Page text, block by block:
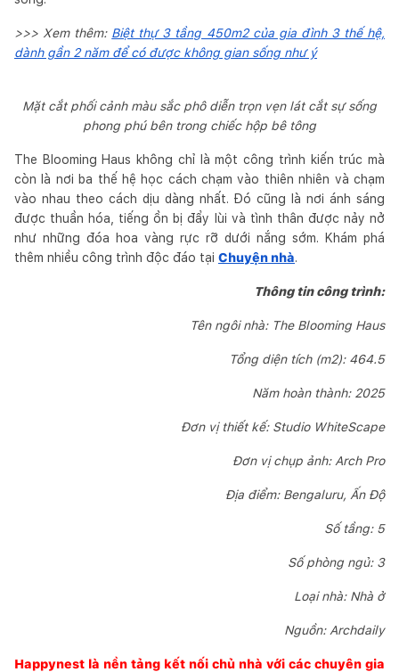
>>> Xem thêm: Biệt thự 3 tầng 450m2 của gia đình 3 thế hệ,
dành gần 2 năm để có được không gian sống như ý
Mặt cắt phối cảnh màu sắc phô diễn trọn vẹn lát cắt sự sống
phong phú bên trong chiếc hộp bê tông
The Blooming Haus không chỉ là một công trình kiến trúc mà
còn là nơi ba thế hệ học cách chạm vào thiên nhiên và chạm
vào nhau theo cách dịu dàng nhất. Đó cũng là nơi ánh sáng
được thuần hóa, tiếng ồn bị đẩy lùi và tình thân được nảy nở
như những đóa hoa vàng rực rỡ dưới nắng sớm. Khám phá
thêm nhiều công trình độc đáo tại Chuyện nhà.
Thông tin công trình:
Tên ngôi nhà: The Blooming Haus
Tổng diện tích (m2): 464.5
Năm hoàn thành: 2025
Đơn vị thiết kế: Studio WhiteScape
Đơn vị chụp ảnh: Arch Pro
Địa điểm: Bengaluru, Ấn Độ
Số tầng: 5
Số phòng ngủ: 3
Loại nhà: Nhà ở
Nguồn: Archdaily
Happynest là nền tảng kết nối chủ nhà với các chuyên gia